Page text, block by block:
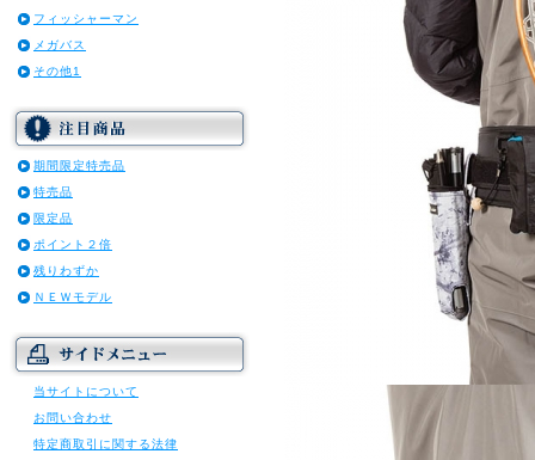
フィッシャーマン
メガバス
その他1
期間限定特売品
特売品
限定品
ポイント２倍
残りわずか
ＮＥＷモデル
当サイトについて
お問い合わせ
特定商取引に関する法律